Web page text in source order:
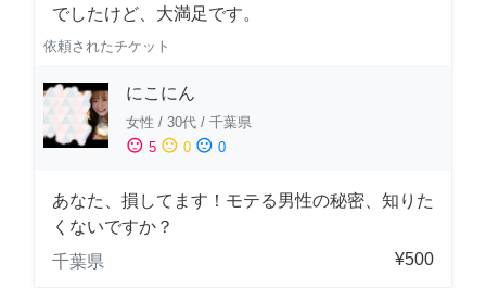
でしたけど、大満足です。
依頼されたチケット
にこにん
女性 / 30代 / 千葉県
sentiment_satisfied 5 sentiment_neutral 0 sentiment_dissatisfied 0
あなた、損してます！モテる男性の秘密、知りた
くないですか？
千葉県
¥500